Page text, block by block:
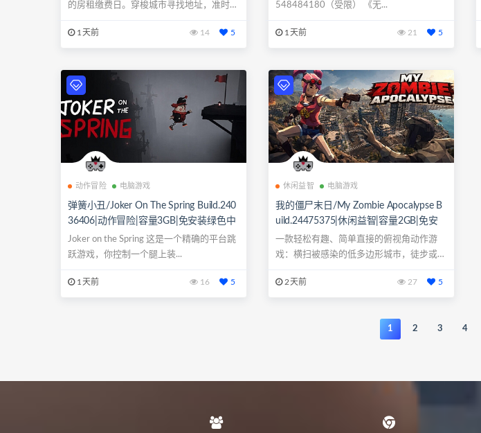
的房租缴费日。穿梭城市寻找地址，准时完
1天前 14 5
548484180（受限） 《无...
1天前 21 5
动作冒险 电脑游戏
弹簧小丑/Joker On The Spring Build.240
36406|动作冒险|容量3GB|免安装绿色中
文版|支持键盘.鼠标.手柄
Joker on the Spring 这是一个精确的平台跳
跃游戏，你控制一个腿上装...
1天前 16 5
休闲益智 电脑游戏
我的僵尸末日/My Zombie Apocalypse B
uild.24475375|休闲益智|容量2GB|免安
装绿色中文版|支持键盘.鼠标.手柄
一款轻松有趣、简单直接的俯视角动作游
戏：横扫被感染的低多边形城市，徒步或驾
2天前 27 5
1 2 3 4